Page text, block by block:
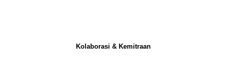
Kolaborasi & Kemitraan